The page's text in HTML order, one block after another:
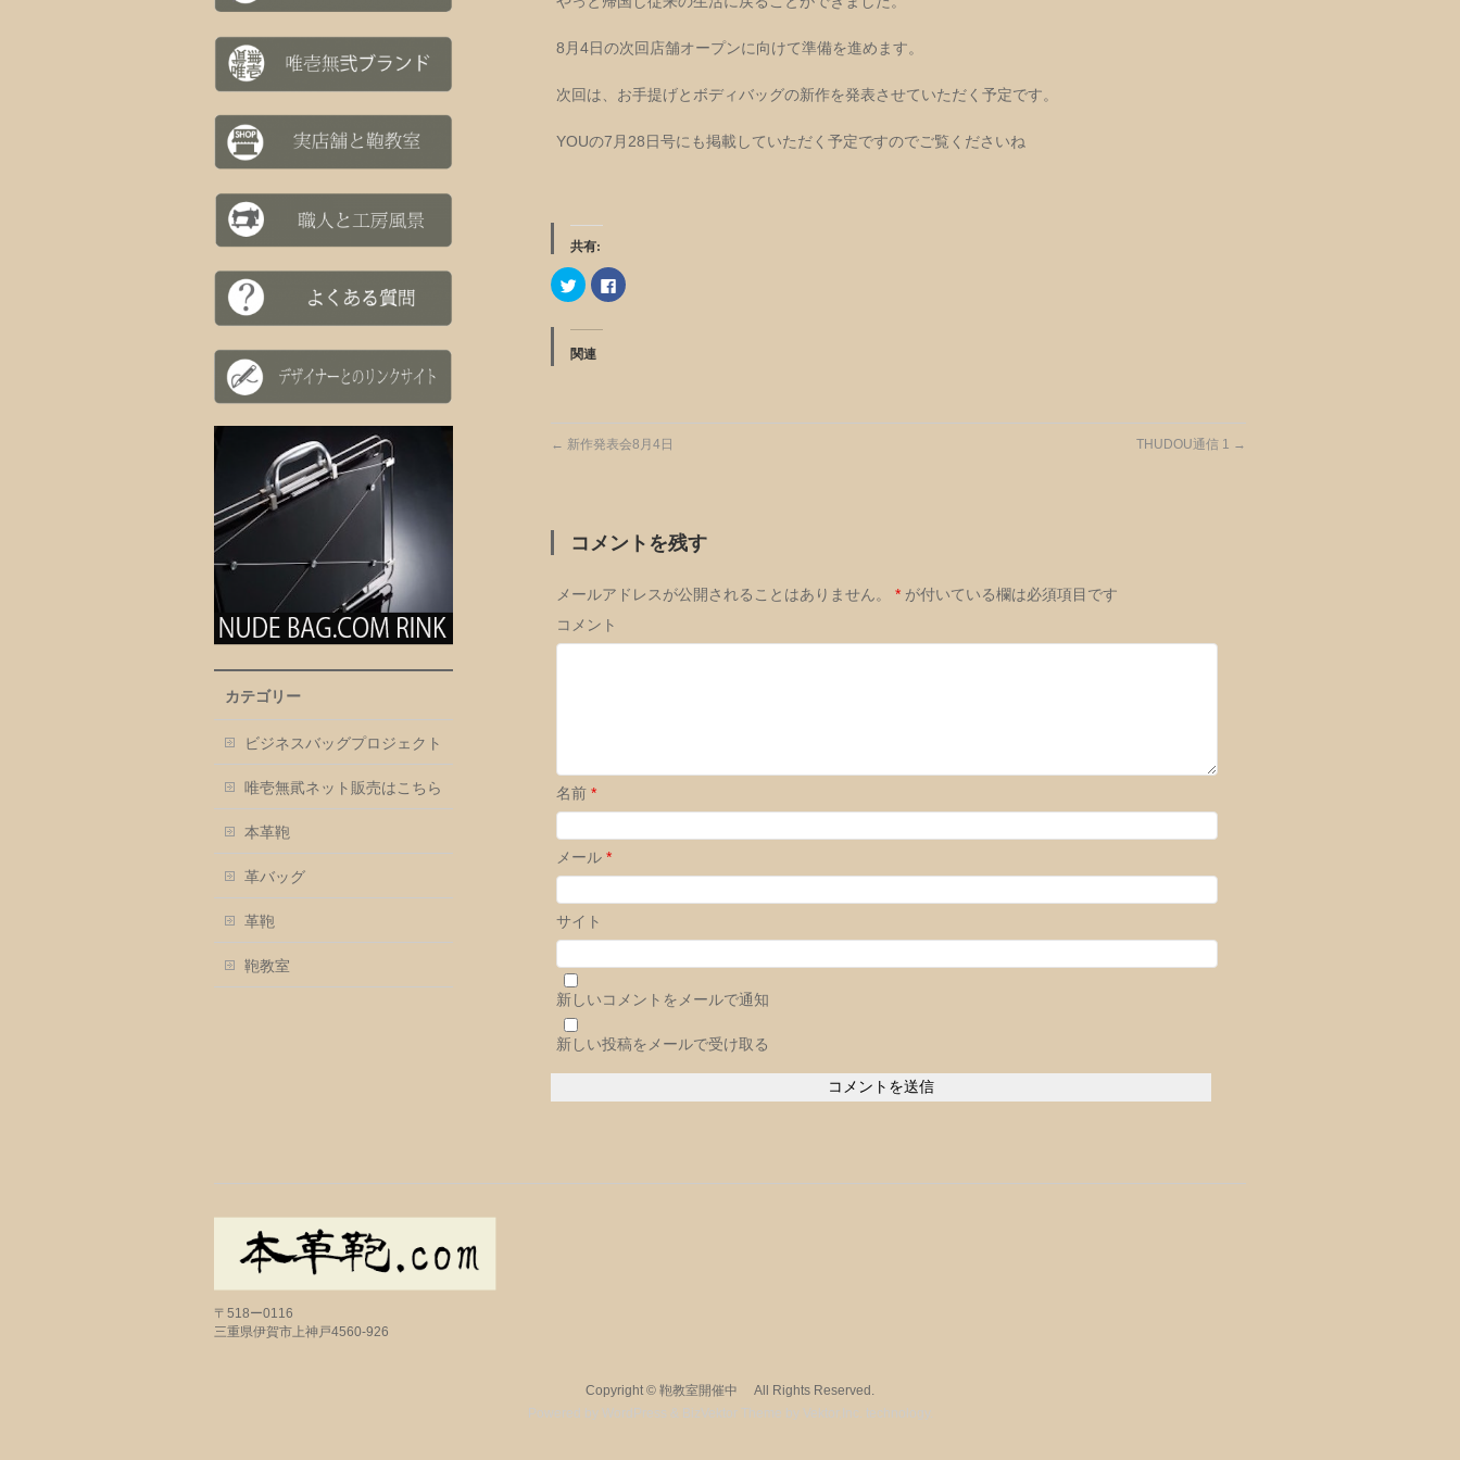
8月4日の次回店舗オープンに向けて準備を進めます。
次回は、お手提げとボディバッグの新作を発表させていただく予定です。
YOUの7月28日号にも掲載していただく予定ですのでご覧くださいね
共有:
ク
リ
し
て
Twitter
し
い
ウ
き
ま
Facebook
で
ク
し
て
い
ウ
ド
ウ
き
関連
← 新作発表会8月4日 THUDOU通信 1 →
コメントを残す
メールアドレスが公開されることはありません。 * が付いている欄は必須項目です
コメント
名前 *
メール *
サイト
新しいコメントをメールで通知
新しい投稿をメールで受け取る
カテゴリー
ビジネスバッグプロジェクト
唯壱無貮ネット販売はこちら
本革鞄
革バッグ
革鞄
鞄教室
〒518ー0116
三重県伊賀市上神戸4560-926
Copyright © 鞄教室開催中
All Rights Reserved.
Powered by WordPress & BizVektor Theme by Vektor,Inc. technology.